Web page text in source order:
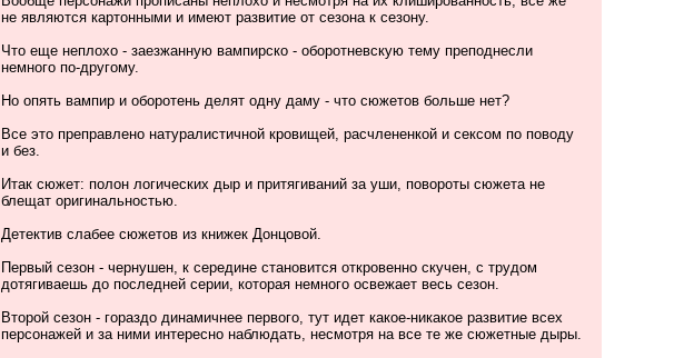
не являются картонными и имеют развитие от сезона к сезону.
Что еще неплохо - заезжанную вампирско - оборотневскую тему преподнесли
немного по-другому.
Но опять вампир и оборотень делят одну даму - что сюжетов больше нет?
Все это преправлено натуралистичной кровищей, расчлененкой и сексом по поводу
и без.
Итак сюжет: полон логических дыр и притягиваний за уши, повороты сюжета не
блещат оригинальностью.
Детектив слабее сюжетов из книжек Донцовой.
Первый сезон - чернушен, к середине становится откровенно скучен, с трудом
дотягиваешь до последней серии, которая немного освежает весь сезон.
Второй сезон - гораздо динамичнее первого, тут идет какое-никакое развитие всех
персонажей и за ними интересно наблюдать, несмотря на все те же сюжетные дыры.